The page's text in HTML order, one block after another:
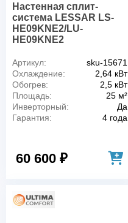
Настенная сплит-
система LESSAR LS-
HE09KNE2/LU-
HE09KNE2
Артикул:
sku-15671
Охлаждение:
2,64 кВт
Обогрев:
2,5 кВт
Площадь:
25 м²
Инверторный:
Да
Гарантия:
4 года
60 600 ₽